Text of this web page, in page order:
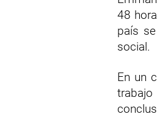
48
país
social.
En un